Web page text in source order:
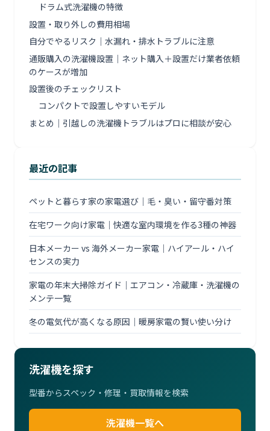
ドラム式洗濯機の特徴
設置・取り外しの費用相場
自分でやるリスク｜水漏れ・排水トラブルに注意
通販購入の洗濯機設置｜ネット購入＋設置だけ業者依頼
のケースが増加
設置後のチェックリスト
コンパクトで設置しやすいモデル
まとめ｜引越しの洗濯機トラブルはプロに相談が安心
最近の記事
ペットと暮らす家の家電選び｜毛・臭い・留守番対策
在宅ワーク向け家電｜快適な室内環境を作る3種の神器
日本メーカー vs 海外メーカー家電｜ハイアール・ハイ
センスの実力
家電の年末大掃除ガイド｜エアコン・冷蔵庫・洗濯機の
メンテ一覧
冬の電気代が高くなる原因｜暖房家電の賢い使い分け
洗濯機を探す
型番からスペック・修理・買取情報を検索
洗濯機一覧へ